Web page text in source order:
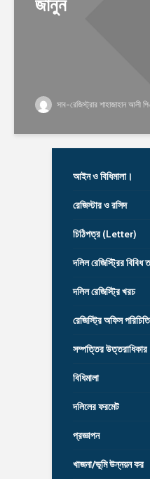
সাব-রেজিস্ট্রার শাহাজাহান আলী
আইন ও বিধিমালা।
রেজিস্টার ও রসিদ
চিঠিপত্র (Letter)
দলিল রেজিস্ট্রির বিবিধ
দলিল রেজিস্ট্রি খরচ
রেজিস্ট্রি অফিস পরিচিতি
সম্পত্তির উত্তরাধিকার
বিধিমালা
দলিলের ফরমেট
প্রজ্ঞাপন
খাজনা/ভূমি উন্নয়ন কর